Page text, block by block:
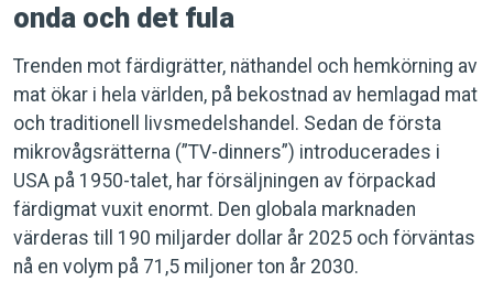
onda och det fula
Trenden mot färdigrätter, näthandel och hemkörning av
mat ökar i hela världen, på bekostnad av hemlagad mat
och traditionell livsmedelshandel. Sedan de första
mikrovågsrätterna (”TV-dinners”) introducerades i
USA på 1950-talet, har försäljningen av förpackad
färdigmat vuxit enormt. Den globala marknaden
värderas till 190 miljarder dollar år 2025 och förväntas
nå en volym på 71,5 miljoner ton år 2030.